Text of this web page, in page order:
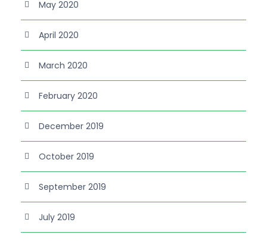
May 2020
April 2020
March 2020
February 2020
December 2019
October 2019
September 2019
July 2019